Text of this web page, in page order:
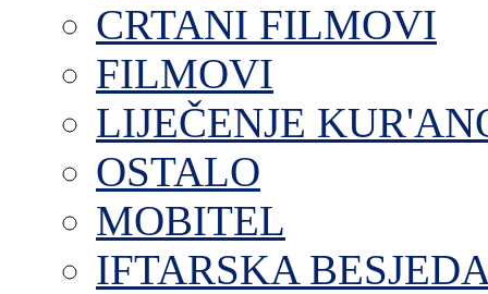
CRTANI FILMOVI
FILMOVI
LIJEČENJE
OSTALO
MOBITEL
IFTARSKA